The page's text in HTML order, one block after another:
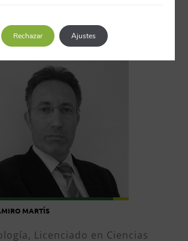
MARTÍS
Licenciado en Ciencias
Rechazar Ajustes